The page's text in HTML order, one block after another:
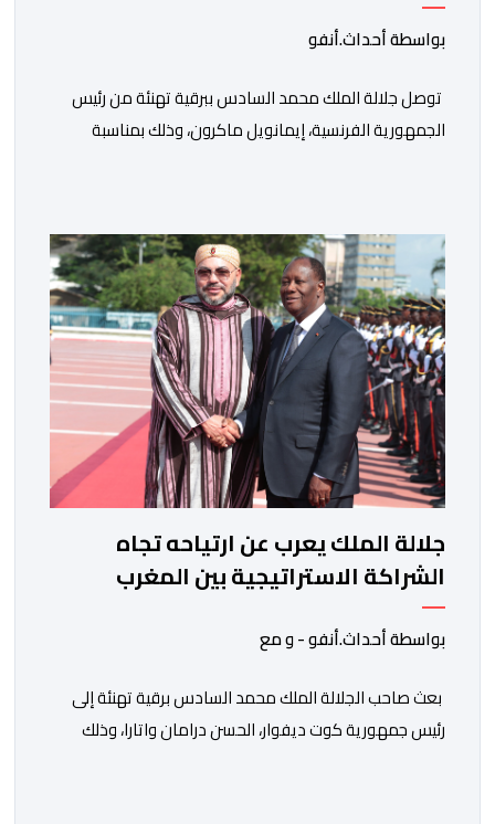
بواسطة أحداث.أنفو
توصل جلالة الملك محمد السادس ببرقية تهنئة من رئيس
الجمهورية الفرنسية، إيمانويل ماكرون، وذلك بمناسبة
مجددا التعبير لجلالته عن مشاعر الصداقة العميقة والمتينة
التي تكنها فرنسا وشعبها للمغرب وللشعب المغربي. وقال
الرئيس الفرنسي “لا يساورني أي شك في أن […]
جلالة الملك يعرب عن ارتياحه تجاه
الشراكة الاستراتيجية بين المغرب
والكوت ديفوار
بواسطة أحداث.أنفو - و مع
بعث صاحب الجلالة الملك محمد السادس برقية تهنئة إلى
رئيس جمهورية كوت ديفوار، الحسن درامان واتارا، وذلك